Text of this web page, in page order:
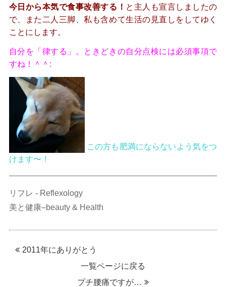
今日から本気で食事改善する！ と主人も宣言しましたの
で、また二人三脚、私も含めて生活の見直しをしてゆく
ことにします。
自分を「律する」。ときどきの自分点検には必須事項で
すね！＾＾:
この方も肥満にならないよう気をつ
けます〜！
リフレ - Reflexology
美と健康–beauty & Health
2011年にありがとう
一覧ページに戻る
プチ腰痛ですが…